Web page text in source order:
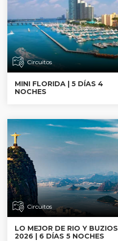
Circuitos
MINI FLORIDA | 5 DÍAS 4
NOCHES
Circuitos
LO MEJOR DE RIO Y BUZIOS
2026 | 6 DÍAS 5 NOCHES